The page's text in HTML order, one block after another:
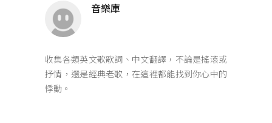
音樂庫
收集各類英文歌歌詞、中文翻譯，不論是搖滾或
抒情，還是經典老歌，在這裡都能找到你心中的
悸動。